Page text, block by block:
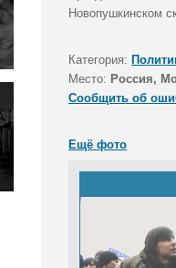
Новопушкинском
Категория:
Место: Россия,
Сообщить об
Ещё фото